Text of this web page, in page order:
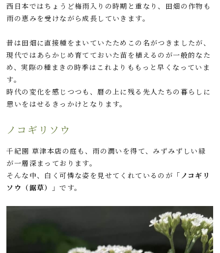
西日本ではちょうど梅雨入りの時期と重なり、田畑の作物も
雨の恵みを受けながら成長していきます。
昔は田畑に直接種をまいていたためこの名がつきましたが、
現代ではあらかじめ育てておいた苗を植えるのが一般的なた
め、実際の種まきの時季はこれよりももっと早くなっていま
す。
時代の変化を感じつつも、暦の上に残る先人たちの暮らしに
思いをはせるきっかけとなります。
ノコギリソウ
千紀園 草津本店の庭も、雨の潤いを得て、みずみずしい緑
が一層深まっております。
そんな中、白く可憐な姿を見せてくれているのが 「ノコギリ
ソウ（鋸草）」です。